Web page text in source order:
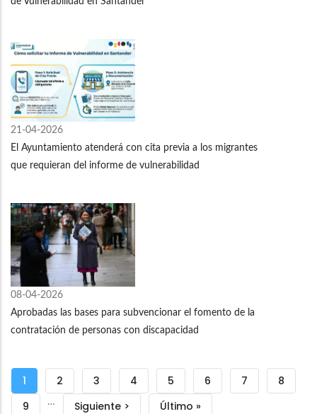
21-04-2026
El Ayuntamiento atenderá con cita previa a los migrantes
que requieran del informe de vulnerabilidad
08-04-2026
Aprobadas las bases para subvencionar el fomento de la
contratación de personas con discapacidad
Paginación
Página
actual
1 Página
2 Página
3 Página
4 Página
5 Página
6 Página
7 Página
8
Página
9 …
Siguiente
Siguiente >
Última
Último »